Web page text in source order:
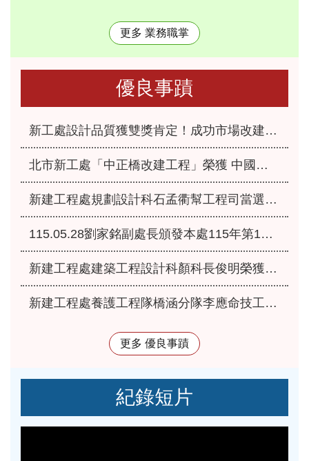
更多 業務職掌
優良事蹟
新工處設計品質獲雙獎肯定！成功市場改建、永福之家重建榮獲「2026國家卓越建設獎」
北市新工處「中正橋改建工程」榮獲 中國工程師學會115年「工程優良獎」肯定
新建工程處規劃設計科石孟衢幫工程司當選本府115年優良爸媽員工
115.05.28劉家銘副處長頒發本處115年第1季服務績優人員
新建工程處建築工程設計科顏科長俊明榮獲本府115年模範公務人員
新建工程處養護工程隊橋涵分隊李應命技工獲選本府115年優秀工友
更多 優良事蹟
紀錄短片